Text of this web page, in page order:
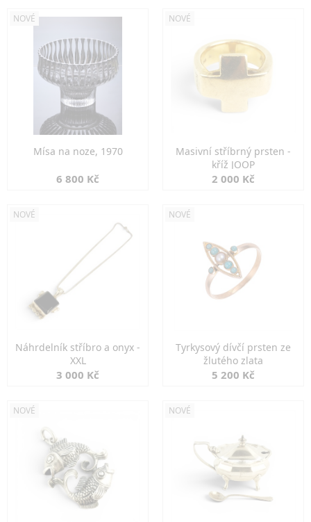
NOVÉ
Mísa na noze, 1970
6 800 Kč
NOVÉ
Masivní stříbrný prsten -
kříž JOOP
2 000 Kč
NOVÉ
Náhrdelník stříbro a onyx -
XXL
3 000 Kč
NOVÉ
Tyrkysový dívčí prsten ze
žlutého zlata
5 200 Kč
NOVÉ NOVÉ